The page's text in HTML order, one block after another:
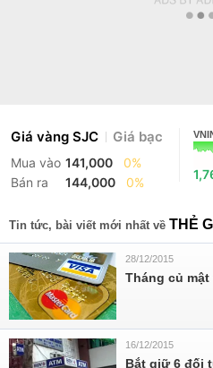
Giá vàng SJC Giá bạc
Mua vào 141,000
0%
Bán ra
144,000 0%
Tin tức, bài viết mới nhất về THẺ
28/12/2015
Tháng củ mật
16/12/2015
Bắt giữ 6 đối